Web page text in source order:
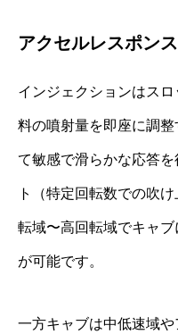
アクセルレスポン
インジェクションはス
料の噴射量を即座に調
て敏感で滑らかな応答
ト（特定回転数での吹
転域〜高回転域でキャ
が可能です。
一方キャブは中低速域